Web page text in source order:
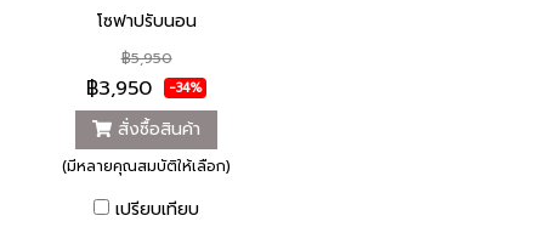
โซฟาปรับนอน
฿5,950
฿3,950 -34%
สั่งซื้อสินค้า
(มีหลายคุณสมบัติให้เลือก)
เปรียบเทียบ